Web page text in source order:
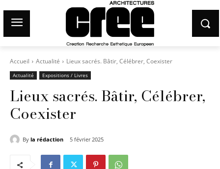
Accueil Actualité Lieux sacrés. Bâtir, Célébrer, Coexister
Actualité Expositions / Livres
Lieux sacrés. Bâtir, Célébrer,
Coexister
By la rédaction 5 février 2025